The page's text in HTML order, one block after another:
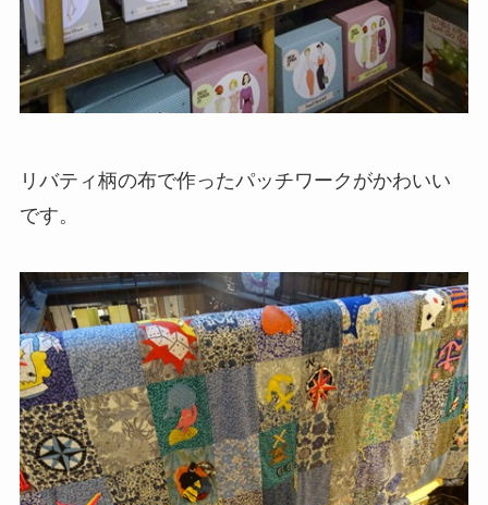
リバティ柄の布で作ったパッチワークがかわいい
です。